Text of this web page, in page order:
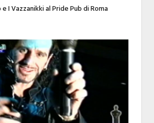
I Vazzanikki al Pride Pub di Roma